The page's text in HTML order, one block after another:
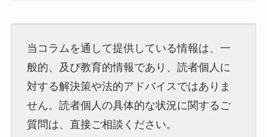
当コラムを通して提供している情報は、一
般的、及び教育的情報であり、読者個人に
対する解決策や法的アドバイスではありま
せん。読者個人の具体的な状況に関するご
質問は、直接ご相談ください。